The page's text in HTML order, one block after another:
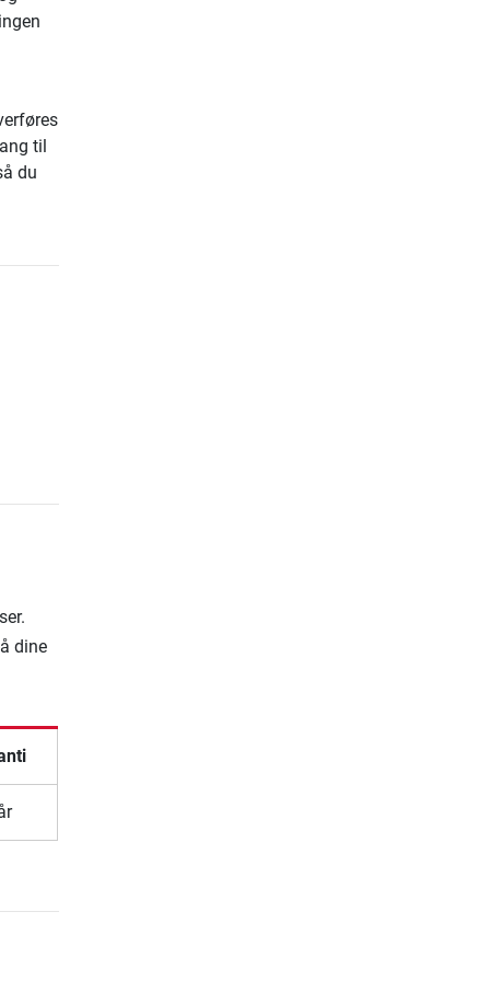
til
du
dine